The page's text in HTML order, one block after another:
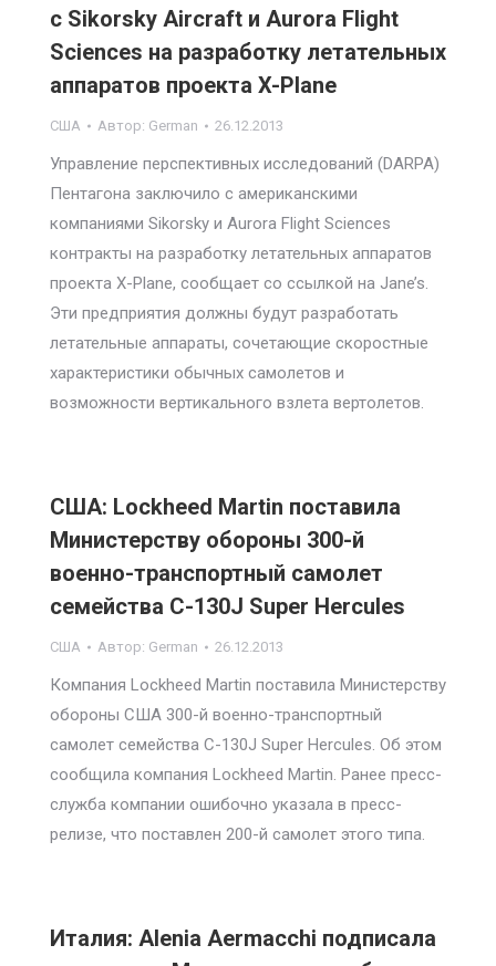
с Sikorsky Aircraft и Aurora Flight
Sciences на разработку летательных
аппаратов проекта X-Plane
США Автор: German 26.12.2013
Управление перспективных исследований (DARPA)
Пентагона заключило с американскими
компаниями Sikorsky и Aurora Flight Sciences
контракты на разработку летательных аппаратов
проекта X-Plane, сообщает со ссылкой на Jane’s.
Эти предприятия должны будут разработать
летательные аппараты, сочетающие скоростные
характеристики обычных самолетов и
возможности вертикального взлета вертолетов.
США: Lockheed Martin поставила
Министерству обороны 300-й
военно-транспортный самолет
семейства C-130J Super Hercules
США Автор: German 26.12.2013
Компания Lockheed Martin поставила Министерству
обороны США 300-й военно-транспортный
самолет семейства C-130J Super Hercules. Об этом
сообщила компания Lockheed Martin. Ранее пресс-
служба компании ошибочно указала в пресс-
релизе, что поставлен 200-й самолет этого типа.
Италия: Alenia Aermacchi подписала